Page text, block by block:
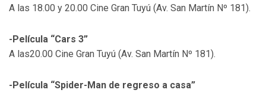
A las 18.00 y 20.00 Cine Gran Tuyú (Av. San Martín Nº 181).
-Película “Cars 3”
A las20.00 Cine Gran Tuyú (Av. San Martín Nº 181).
-Película “Spider-Man de regreso a casa”